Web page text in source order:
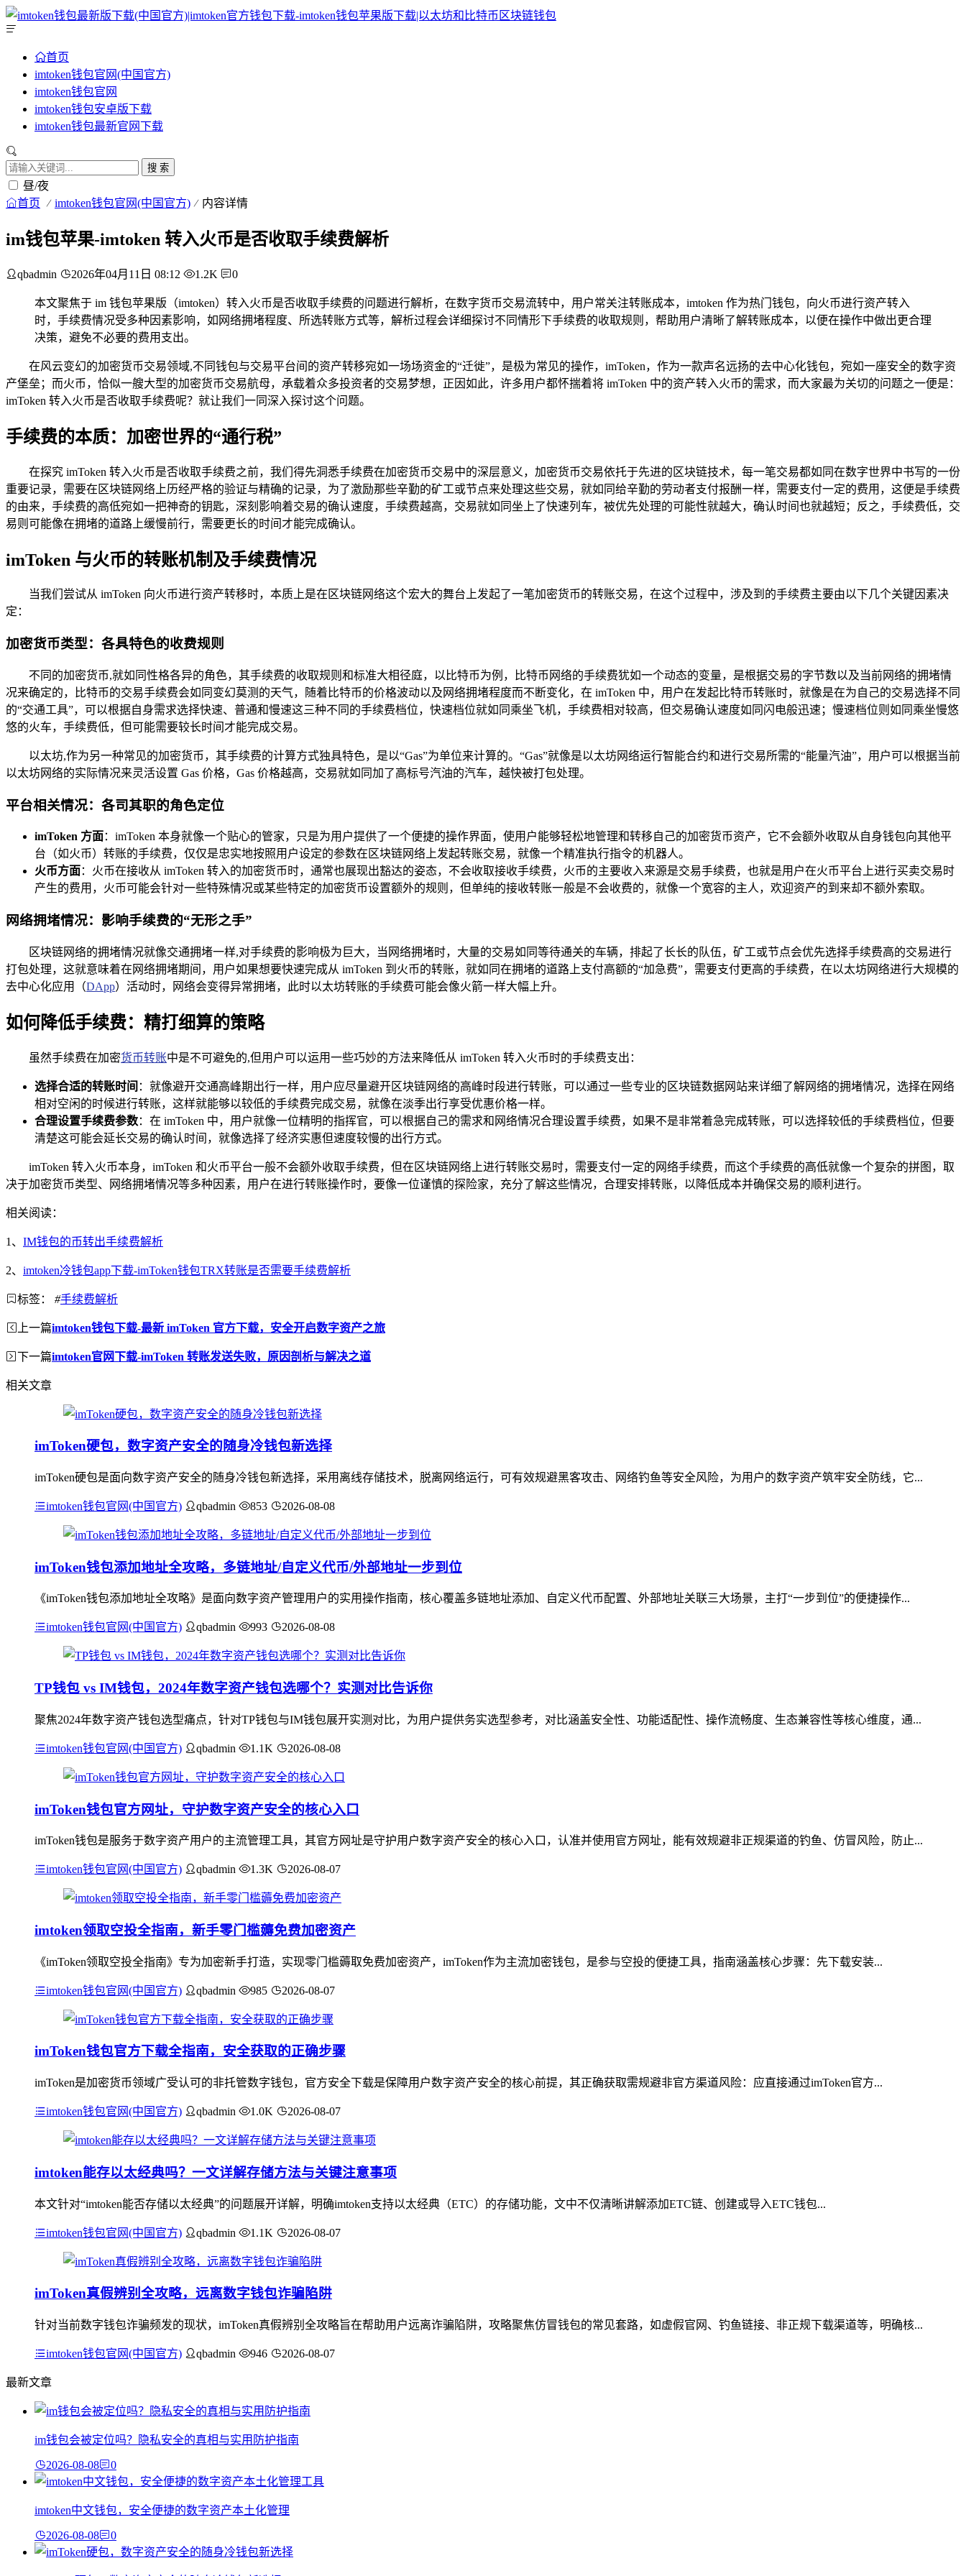
首页
imtoken钱包官网(中国官方)
imtoken钱包官网
imtoken钱包安卓版下载
imtoken钱包最新官网下载
搜 索
昼/夜
首页 imtoken钱包官网(中国官方) 内容详情
im钱包苹果-imtoken 转入火币是否收取手续费解析
qbadmin 2026年04月11日 08:12 1.2K 0
本文聚焦于 im 钱包苹果版（imtoken）转入火币是否收取手续费的问题进行解析，在数字货币交易流转中，用户常关注转账成本，imtoken 作为热门钱包，向火币进行资产转入
时，手续费情况受多种因素影响，如网络拥堵程度、所选转账方式等，解析过程会详细探讨不同情形下手续费的收取规则，帮助用户清晰了解转账成本，以便在操作中做出更合理
决策，避免不必要的费用支出。
在风云变幻的加密货币交易领域,不同钱包与交易平台间的资产转移宛如一场场资金的“迁徙”，是极为常见的操作，imToken，作为一款声名远扬的去中心化钱包，宛如一座安全的数字资
产堡垒；而火币，恰似一艘大型的加密货币交易航母，承载着众多投资者的交易梦想，正因如此，许多用户都怀揣着将 imToken 中的资产转入火币的需求，而大家最为关切的问题之一便是：
imToken 转入火币是否收取手续费呢？就让我们一同深入探讨这个问题。
手续费的本质：加密世界的“通行税”
在探究 imToken 转入火币是否收取手续费之前，我们得先洞悉手续费在加密货币交易中的深层意义，加密货币交易依托于先进的区块链技术，每一笔交易都如同在数字世界中书写的一份
重要记录，需要在区块链网络上历经严格的验证与精确的记录，为了激励那些辛勤的矿工或节点来处理这些交易，就如同给辛勤的劳动者支付报酬一样，需要支付一定的费用，这便是手续费
的由来，手续费的高低宛如一把神奇的钥匙，深刻影响着交易的确认速度，手续费越高，交易就如同坐上了快速列车，被优先处理的可能性就越大，确认时间也就越短；反之，手续费低，交
易则可能像在拥堵的道路上缓慢前行，需要更长的时间才能完成确认。
imToken 与火币的转账机制及手续费情况
当我们尝试从 imToken 向火币进行资产转移时，本质上是在区块链网络这个宏大的舞台上发起了一笔加密货币的转账交易，在这个过程中，涉及到的手续费主要由以下几个关键因素决
定：
加密货币类型：各具特色的收费规则
不同的加密货币,就如同性格各异的角色，其手续费的收取规则和标准大相径庭，以比特币为例，比特币网络的手续费犹如一个动态的变量，是根据交易的字节数以及当前网络的拥堵情
况来确定的，比特币的交易手续费会如同变幻莫测的天气，随着比特币的价格波动以及网络拥堵程度而不断变化，在 imToken 中，用户在发起比特币转账时，就像是在为自己的交易选择不同
的“交通工具”，可以根据自身需求选择快速、普通和慢速这三种不同的手续费档位，快速档位就如同乘坐飞机，手续费相对较高，但交易确认速度如同闪电般迅速；慢速档位则如同乘坐慢悠
悠的火车，手续费低，但可能需要较长时间才能完成交易。
以太坊,作为另一种常见的加密货币，其手续费的计算方式独具特色，是以“Gas”为单位来计算的。“Gas”就像是以太坊网络运行智能合约和进行交易所需的“能量汽油”，用户可以根据当前
以太坊网络的实际情况来灵活设置 Gas 价格，Gas 价格越高，交易就如同加了高标号汽油的汽车，越快被打包处理。
平台相关情况：各司其职的角色定位
imToken 方面：imToken 本身就像一个贴心的管家，只是为用户提供了一个便捷的操作界面，使用户能够轻松地管理和转移自己的加密货币资产，它不会额外收取从自身钱包向其他平
台（如火币）转账的手续费，仅仅是忠实地按照用户设定的参数在区块链网络上发起转账交易，就像一个精准执行指令的机器人。
火币方面：火币在接收从 imToken 转入的加密货币时，通常也展现出豁达的姿态，不会收取接收手续费，火币的主要收入来源是交易手续费，也就是用户在火币平台上进行买卖交易时
产生的费用，火币可能会针对一些特殊情况或某些特定的加密货币设置额外的规则，但单纯的接收转账一般是不会收费的，就像一个宽容的主人，欢迎资产的到来却不额外索取。
网络拥堵情况：影响手续费的“无形之手”
区块链网络的拥堵情况就像交通拥堵一样,对手续费的影响极为巨大，当网络拥堵时，大量的交易如同等待通关的车辆，排起了长长的队伍，矿工或节点会优先选择手续费高的交易进行
打包处理，这就意味着在网络拥堵期间，用户如果想要快速完成从 imToken 到火币的转账，就如同在拥堵的道路上支付高额的“加急费”，需要支付更高的手续费，在以太坊网络进行大规模的
去中心化应用（DApp）活动时，网络会变得异常拥堵，此时以太坊转账的手续费可能会像火箭一样大幅上升。
如何降低手续费：精打细算的策略
虽然手续费在加密货币转账中是不可避免的,但用户可以运用一些巧妙的方法来降低从 imToken 转入火币时的手续费支出：
选择合适的转账时间 ：就像避开交通高峰期出行一样，用户应尽量避开区块链网络的高峰时段进行转账，可以通过一些专业的区块链数据网站来详细了解网络的拥堵情况，选择在网络
相对空闲的时候进行转账，这样就能够以较低的手续费完成交易，就像在淡季出行享受优惠价格一样。
合理设置手续费参数：在 imToken 中，用户就像一位精明的指挥官，可以根据自己的需求和网络情况合理设置手续费，如果不是非常着急完成转账，可以选择较低的手续费档位，但要
清楚这可能会延长交易的确认时间，就像选择了经济实惠但速度较慢的出行方式。
imToken 转入火币本身，imToken 和火币平台一般不会额外收取手续费，但在区块链网络上进行转账交易时，需要支付一定的网络手续费，而这个手续费的高低就像一个复杂的拼图，取
决于加密货币类型、网络拥堵情况等多种因素，用户在进行转账操作时，要像一位谨慎的探险家，充分了解这些情况，合理安排转账，以降低成本并确保交易的顺利进行。
相关阅读：
1、 IM钱包的币转出手续费解析
2、 imtoken冷钱包app下载-imToken钱包TRX转账是否需要手续费解析
标签： #手续费解析
上一篇imtoken钱包下载-最新 imToken 官方下载，安全开启数字资产之旅
下一篇imtoken官网下载-imToken 转账发送失败，原因剖析与解决之道
相关文章
imToken硬包，数字资产安全的随身冷钱包新选择
imToken硬包是面向数字资产安全的随身冷钱包新选择，采用离线存储技术，脱离网络运行，可有效规避黑客攻击、网络钓鱼等安全风险，为用户的数字资产筑牢安全防线，它...
imtoken钱包官网(中国官方) qbadmin 853 2026-08-08
imToken钱包添加地址全攻略，多链地址/自定义代币/外部地址一步到位
《imToken钱包添加地址全攻略》是面向数字资产管理用户的实用操作指南，核心覆盖多链地址添加、自定义代币配置、外部地址关联三大场景，主打“一步到位”的便捷操作...
imtoken钱包官网(中国官方) qbadmin 993 2026-08-08
TP钱包 vs IM钱包，2024年数字资产钱包选哪个？实测对比告诉你
聚焦2024年数字资产钱包选型痛点，针对TP钱包与IM钱包展开实测对比，为用户提供务实选型参考，对比涵盖安全性、功能适配性、操作流畅度、生态兼容性等核心维度，通...
imtoken钱包官网(中国官方) qbadmin 1.1K 2026-08-08
imToken钱包官方网址，守护数字资产安全的核心入口
imToken钱包是服务于数字资产用户的主流管理工具，其官方网址是守护用户数字资产安全的核心入口，认准并使用官方网址，能有效规避非正规渠道的钓鱼、仿冒风险，防止...
imtoken钱包官网(中国官方) qbadmin 1.3K 2026-08-07
imtoken领取空投全指南，新手零门槛薅免费加密资产
《imToken领取空投全指南》专为加密新手打造，实现零门槛薅取免费加密资产，imToken作为主流加密钱包，是参与空投的便捷工具，指南涵盖核心步骤：先下载安装...
imtoken钱包官网(中国官方) qbadmin 985 2026-08-07
imToken钱包官方下载全指南，安全获取的正确步骤
imToken是加密货币领域广受认可的非托管数字钱包，官方安全下载是保障用户数字资产安全的核心前提，其正确获取需规避非官方渠道风险：应直接通过imToken官方...
imtoken钱包官网(中国官方) qbadmin 1.0K 2026-08-07
imtoken能存以太经典吗？一文详解存储方法与关键注意事项
本文针对“imtoken能否存储以太经典”的问题展开详解，明确imtoken支持以太经典（ETC）的存储功能，文中不仅清晰讲解添加ETC链、创建或导入ETC钱包...
imtoken钱包官网(中国官方) qbadmin 1.1K 2026-08-07
imToken真假辨别全攻略，远离数字钱包诈骗陷阱
针对当前数字钱包诈骗频发的现状，imToken真假辨别全攻略旨在帮助用户远离诈骗陷阱，攻略聚焦仿冒钱包的常见套路，如虚假官网、钓鱼链接、非正规下载渠道等，明确核...
imtoken钱包官网(中国官方) qbadmin 946 2026-08-07
最新文章
im钱包会被定位吗？隐私安全的真相与实用防护指南
2026-08-08 0
imtoken中文钱包，安全便捷的数字资产本土化管理
2026-08-08 0